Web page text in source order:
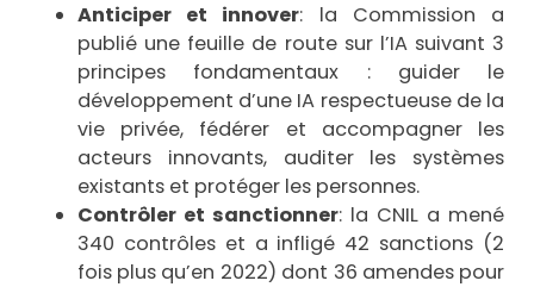
Anticiper et innover: la Commission a
publié une feuille de route sur l’IA suivant 3
principes fondamentaux : guider le
développement d’une IA respectueuse de la
vie privée, fédérer et accompagner les
acteurs innovants, auditer les systèmes
existants et protéger les personnes.
Contrôler et sanctionner: la CNIL a mené
340 contrôles et a infligé 42 sanctions (2
fois plus qu’en 2022) dont 36 amendes pour